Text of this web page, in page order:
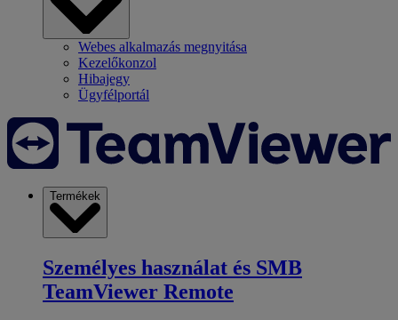
Webes alkalmazás megnyitása
Kezelőkonzol
Hibajegy
Ügyfélportál
Termékek
Személyes használat és SMB
TeamViewer Remote